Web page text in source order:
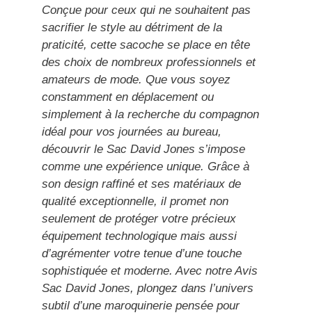
Conçue pour ceux qui ne souhaitent pas
sacrifier le style au détriment de la
praticité, cette sacoche se place en tête
des choix de nombreux professionnels et
amateurs de mode. Que vous soyez
constamment en déplacement ou
simplement à la recherche du compagnon
idéal pour vos journées au bureau,
découvrir le Sac David Jones s’impose
comme une expérience unique. Grâce à
son design raffiné et ses matériaux de
qualité exceptionnelle, il promet non
seulement de protéger votre précieux
équipement technologique mais aussi
d’agrémenter votre tenue d’une touche
sophistiquée et moderne. Avec notre Avis
Sac David Jones, plongez dans l’univers
subtil d’une maroquinerie pensée pour